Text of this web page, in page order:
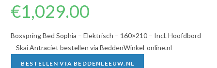
€1,029.00
Boxspring Bed Sophia – Elektrisch – 160×210 – Incl. Hoofdbord
– Skai Antraciet bestellen via BeddenWinkel-online.nl
BESTELLEN VIA BEDDENLEEUW.NL